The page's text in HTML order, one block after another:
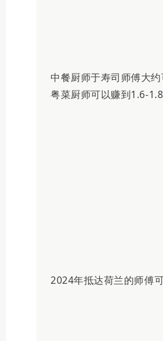
中餐厨师于寿司师傅大
粤菜厨师可以赚到1.6-1.8
2024年抵达荷兰的师傅